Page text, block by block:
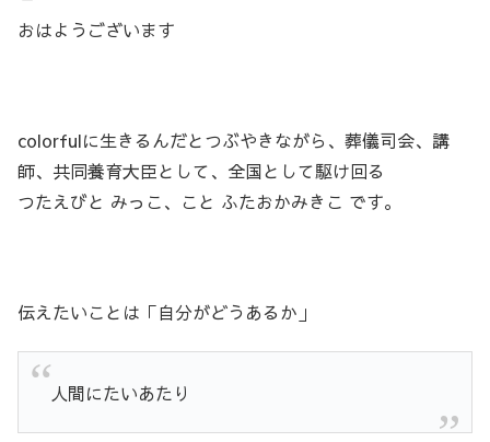
おはようございます
colorfulに生きるんだとつぶやきながら、葬儀司会、講
師、共同養育大臣として、全国として駆け回る
つたえびと みっこ、こと ふたおかみきこ です。
伝えたいことは「自分がどうあるか」
人間にたいあたり